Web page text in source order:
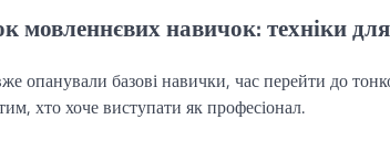
мовленнєвих навичок: техніки
опанували базові навички, час перейти до
хто хоче виступати як професіонал.